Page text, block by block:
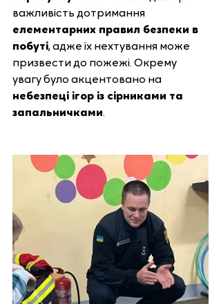
важливість дотримання
елементарних правил безпеки в
побуті, адже їх нехтування може
призвести до пожежі. Окрему
увагу було акцентовано на
небезпеці ігор із сірниками та
запальничками.